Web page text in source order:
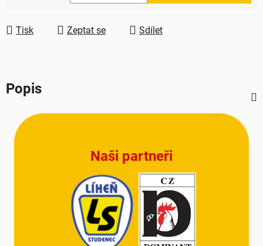
Tisk Zeptat se Sdílet
Popis
Naši partneři